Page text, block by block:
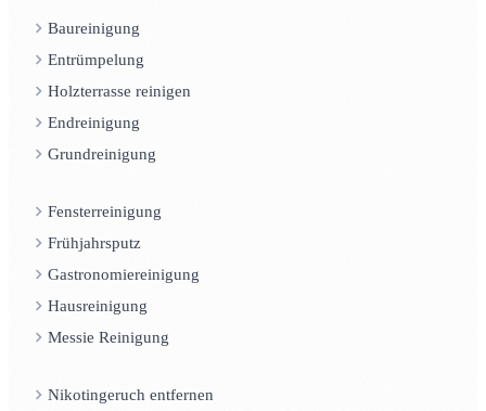
Baureinigung
Entrümpelung
Holzterrasse reinigen
Endreinigung
Grundreinigung
Fensterreinigung
Frühjahrsputz
Gastronomiereinigung
Hausreinigung
Messie Reinigung
Nikotingeruch entfernen